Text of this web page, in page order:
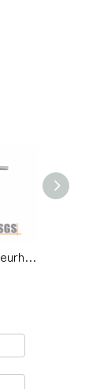
Ligte Luukse Deurhandvatsel Paneelslot Huis Ingangsdeur Handvatsel-DDTP007